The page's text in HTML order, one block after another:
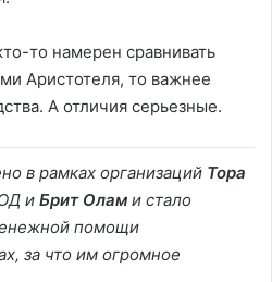
то намерен сравнивать
Аристотеля, то важнее
А отличия серьезные.
в рамках организаций Тора
и Брит Олам и стало
помощи
за что им огромное